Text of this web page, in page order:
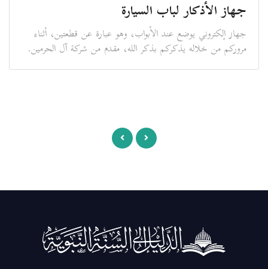
جهاز الأذكار لباب السيارة
جهاز إلكتروني يوضع عند الأبواب، وهو عبارة عن قطعتين، أثناء
مروركم من خلاله يذكركم بذكر الله، مقدم من شركة آل الحرمين.